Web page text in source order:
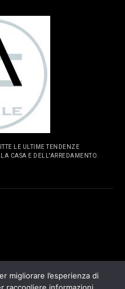
LE ULTIME TENDENZE
CASA E DELL'ARREDAMENTO.
migliorare l’esperienza di